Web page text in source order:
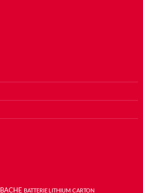
BACHE BATTERIE LITHIUM CARTON